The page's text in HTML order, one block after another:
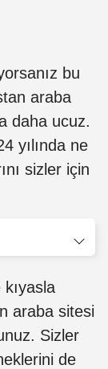
bu
araba
daha ucuz.
yılında ne
sizler için
araba sitesi
Sizler
de